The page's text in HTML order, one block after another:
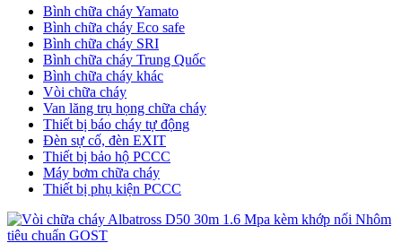
Bình chữa cháy Yamato
Bình chữa cháy Eco safe
Bình chữa cháy SRI
Bình chữa cháy Trung Quốc
Bình chữa cháy khác
Vòi chữa cháy
Van lăng trụ họng chữa cháy
Thiết bị báo cháy tự động
Đèn sự cố, đèn EXIT
Thiết bị bảo hộ PCCC
Máy bơm chữa cháy
Thiết bị phụ kiện PCCC